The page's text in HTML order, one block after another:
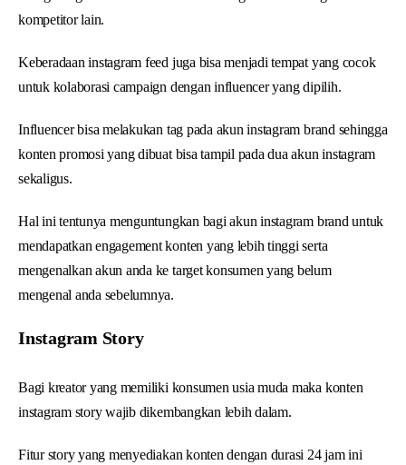
kompetitor lain.
Keberadaan instagram feed juga bisa menjadi tempat yang cocok
untuk kolaborasi campaign dengan influencer yang dipilih.
Influencer bisa melakukan tag pada akun instagram brand sehingga
konten promosi yang dibuat bisa tampil pada dua akun instagram
sekaligus.
Hal ini tentunya menguntungkan bagi akun instagram brand untuk
mendapatkan engagement konten yang lebih tinggi serta
mengenalkan akun anda ke target konsumen yang belum
mengenal anda sebelumnya.
Instagram Story
Bagi kreator yang memiliki konsumen usia muda maka konten
instagram story wajib dikembangkan lebih dalam.
Fitur story yang menyediakan konten dengan durasi 24 jam ini